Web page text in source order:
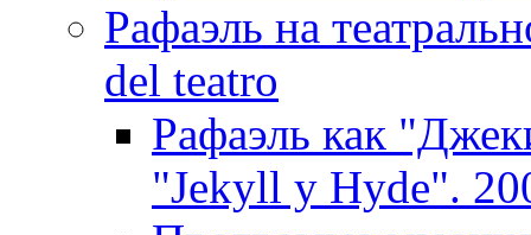
Рафаэль на
del teatro
Рафаэль как
"Jekyll y Hyde".